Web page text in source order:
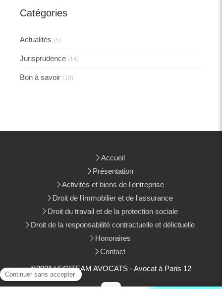
Catégories
Actualités (5)
Jurisprudence (14)
Bon à savoir (10)
Accueil
Présentation
Activités et biens de l'entreprise
Droit de l'immobilier et de l'assurance
Droit du travail et de la protection sociale
Droit de la responsabilité contractuelle et délictuelle
Honoraires
Contact
©2021 LEGITEAM AVOCATS - Avocat à Paris 12